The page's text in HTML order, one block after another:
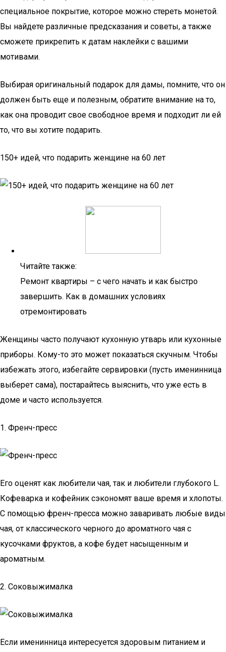
специальное покрытие, которое можно стереть монетой.
Вы найдете различные предсказания и советы, а также
сможете прикрепить к датам наклейки с вашими
мотивами.
Выбирая оригинальный подарок для дамы, помните, что он
должен быть еще и полезным, обратите внимание на то,
как она проводит свое свободное время и подходит ли ей
то, что вы хотите подарить.
150+ идей, что подарить женщине на 60 лет
Читайте также:
Ремонт квартиры – с чего начать и как быстро
завершить. Как в домашних условиях
отремонтировать
Женщины часто получают кухонную утварь или кухонные
приборы. Кому-то это может показаться скучным. Чтобы
избежать этого, избегайте сервировки (пусть именинница
выберет сама), постарайтесь выяснить, что уже есть в
доме и часто используется.
1. Френч-пресс
Его оценят как любители чая, так и любители глубокого L.
Кофеварка и кофейник сэкономят ваше время и хлопоты.
С помощью френч-пресса можно заваривать любые виды
чая, от классического черного до ароматного чая с
кусочками фруктов, а кофе будет насыщенным и
ароматным.
2. Соковыжималка
Если именинница интересуется здоровым питанием и